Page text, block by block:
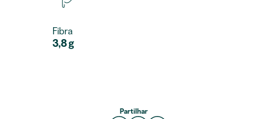
Fibra
3,8 g
Partilhar